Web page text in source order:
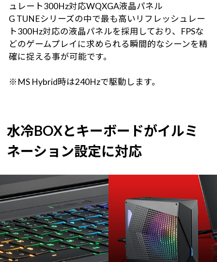
ュレート300Hz対応WQXGA液晶パネル
G TUNEシリーズの中で最も高いリフレッシュレー
ト300Hz対応の液晶パネルを採用しており、FPSな
どのゲームプレイに求められる瞬間的なシーンを精
確に捉える事が可能です。
※MS Hybrid時は240Hzで駆動します。
水冷BOXとキーボードがイルミ
ネーション設定に対応